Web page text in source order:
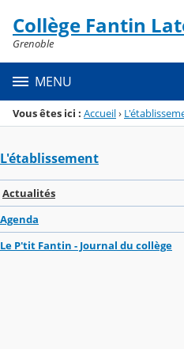
Menu de la rubrique
Contenu
Collège Fantin
Grenoble
MENU
Vous êtes ici : Accueil›
L'établissement
Actualités
Agenda
Le P'tit Fantin - Journal du collège